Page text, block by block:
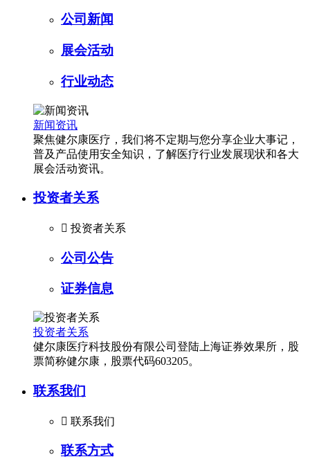
公司新闻
展会活动
行业动态
新闻资讯
聚焦健尔康医疗，我们将不定期与您分享企业大事记，
普及产品使用安全知识，了解医疗行业发展现状和各大
展会活动资讯。
投资者关系
 投资者关系
公司公告
证券信息
投资者关系
健尔康医疗科技股份有限公司登陆上海证券效果所，股
票简称健尔康，股票代码603205。
联系我们
 联系我们
联系方式